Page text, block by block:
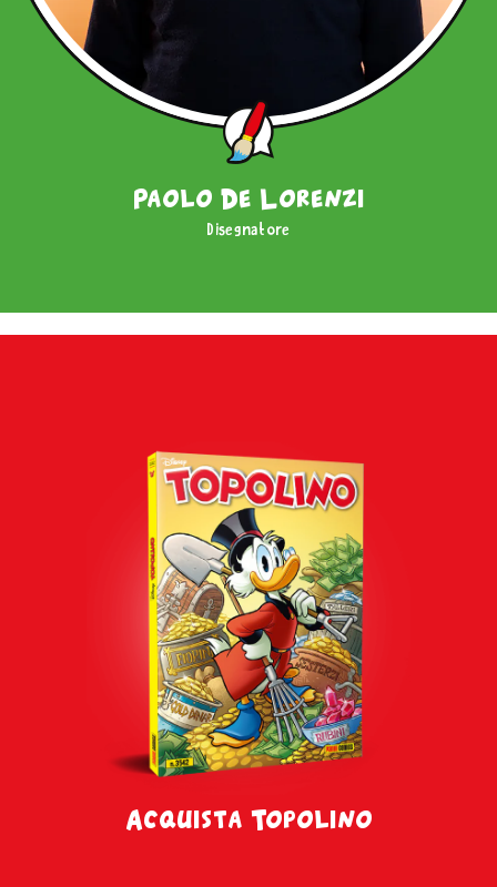
Paolo De Lorenzi
Disegnatore
Acquista Topolino